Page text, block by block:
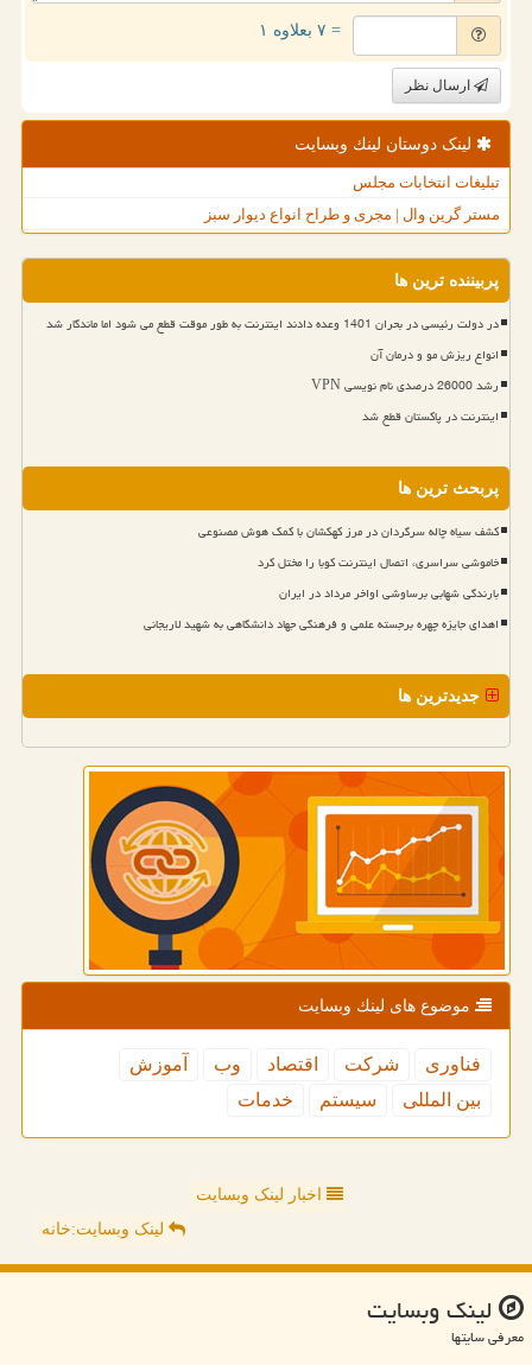
= ۷ بعلاوه ۱
ارسال نظر
لینک دوستان لینك وبسایت
تبلیغات انتخابات مجلس
مستر گرین وال | مجری و طراح انواع دیوار سبز
پربیننده ترین ها
در دولت رئیسی در بحران 1401 وعده دادند اینترنت به طور موقت قطع می شود اما ماندگار شد
انواع ریزش مو و درمان آن
رشد 26000 درصدی نام نویسی VPN
اینترنت در پاکستان قطع شد
پربحث ترین ها
کشف سیاه چاله سرگردان در مرز کهکشان با کمک هوش مصنوعی
خاموشی سراسری، اتصال اینترنت کوبا را مختل کرد
بارندگی شهابی برساوشی اواخر مرداد در ایران
اهدای جایزه چهره برجسته علمی و فرهنگی جهاد دانشگاهی به شهید لاریجانی
جدیدترین ها
موضوع های لینك وبسایت
فناوری شركت اقتصاد وب
آموزش
بین المللی
سیستم خدمات
اخبار لینک وبسایت
لینک وبسایت:خانه
لینك وبسایت
معرفی سایتها